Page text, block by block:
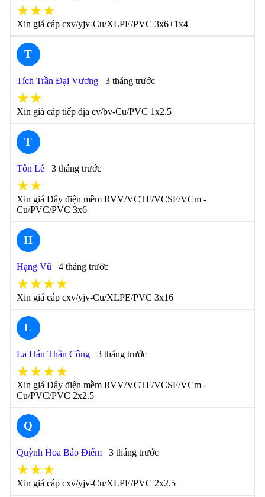
★★★
Xin giá cáp cxv/yjv-Cu/XLPE/PVC 3x6+1x4
T
Tích Trần Đại Vương 3 tháng trước
★★
Xin giá cáp tiếp địa cv/bv-Cu/PVC 1x2.5
T
Tôn Lễ 3 tháng trước
★★
Xin giá Dây điện mềm RVV/VCTF/VCSF/VCm -
Cu/PVC/PVC 3x6
H
Hạng Vũ 4 tháng trước
★★★★
Xin giá cáp cxv/yjv-Cu/XLPE/PVC 3x16
L
La Hán Thần Công 3 tháng trước
★★★★
Xin giá Dây điện mềm RVV/VCTF/VCSF/VCm -
Cu/PVC/PVC 2x2.5
Q
Quỳnh Hoa Bảo Điểm 3 tháng trước
★★★
Xin giá cáp cxv/yjv-Cu/XLPE/PVC 2x2.5